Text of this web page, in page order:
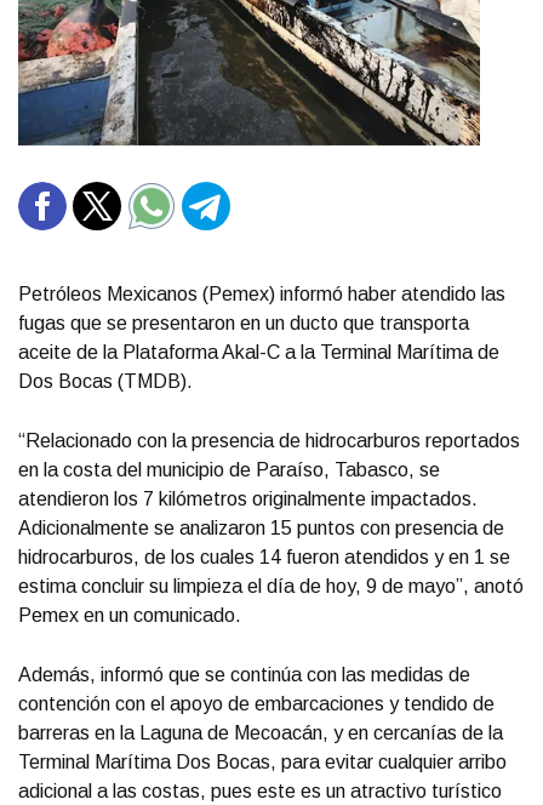
Petróleos Mexicanos (Pemex) informó haber atendido las
fugas que se presentaron en un ducto que transporta
aceite de la Plataforma Akal-C a la Terminal Marítima de
Dos Bocas (TMDB).
“Relacionado con la presencia de hidrocarburos reportados
en la costa del municipio de Paraíso, Tabasco, se
atendieron los 7 kilómetros originalmente impactados.
Adicionalmente se analizaron 15 puntos con presencia de
hidrocarburos, de los cuales 14 fueron atendidos y en 1 se
estima concluir su limpieza el día de hoy, 9 de mayo”, anotó
Pemex en un comunicado.
Además, informó que se continúa con las medidas de
contención con el apoyo de embarcaciones y tendido de
barreras en la Laguna de Mecoacán, y en cercanías de la
Terminal Marítima Dos Bocas, para evitar cualquier arribo
adicional a las costas, pues este es un atractivo turístico